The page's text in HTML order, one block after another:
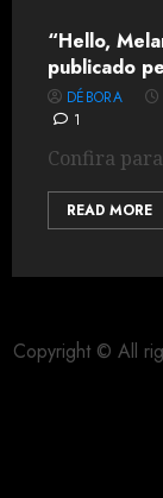
“Hello,
publicado
DÉBORA
1
Confira
READ MORE
Copyright © All